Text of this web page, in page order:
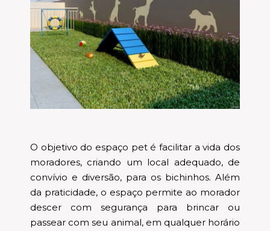
O objetivo do espaço pet é facilitar a vida dos
moradores, criando um local adequado, de
convívio e diversão, para os bichinhos. Além
da praticidade, o espaço permite ao morador
descer com segurança para brincar ou
passear com seu animal, em qualquer horário